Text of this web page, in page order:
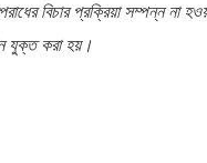
বিচার প্রক্রিয়া সম্পন্ন না
যুক্ত করা হয়।‌